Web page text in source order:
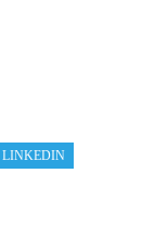
LINKEDIN